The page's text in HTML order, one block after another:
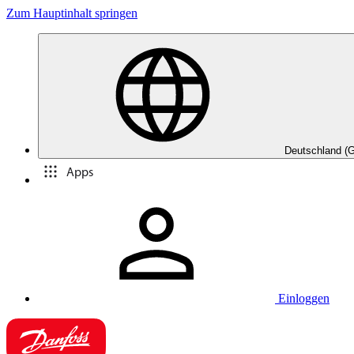
Zum Hauptinhalt springen
Deutschland
Apps
Einloggen